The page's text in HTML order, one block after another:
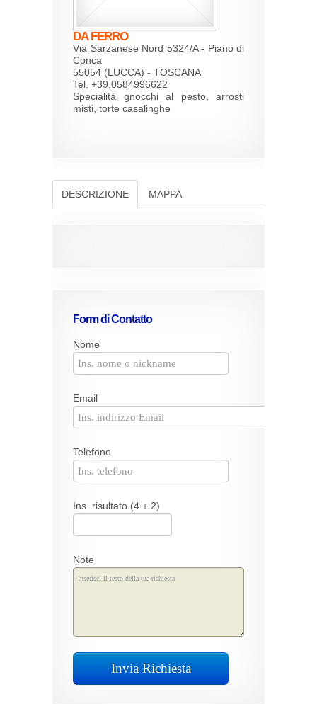
DA FERRO
Via Sarzanese Nord 5324/A - Piano di
Conca
55054 (LUCCA) - TOSCANA
Tel. +39.0584996622
Specialità gnocchi al pesto, arrosti
misti, torte casalinghe
DESCRIZIONE MAPPA
Form di Contatto
Nome
Email
Telefono
Ins. risultato (4 + 2)
Note
Invia Richiesta